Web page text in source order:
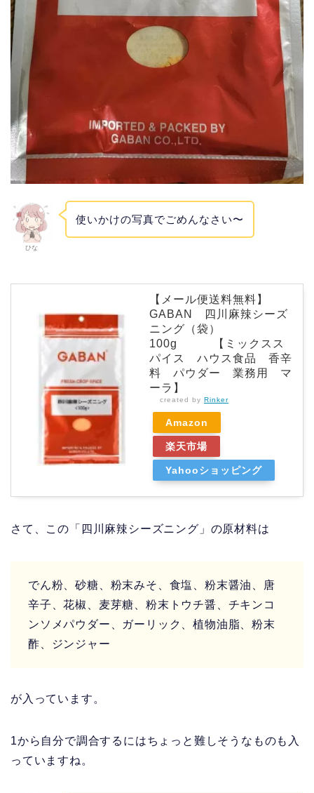
ひな
使いかけの写真でごめんなさい〜
【メール便送料無料】
GABAN 四川麻辣シーズ
ニング（袋）
100g 【ミックスス
パイス ハウス食品 香辛
料 パウダー 業務用 マ
ーラ】
created by Rinker
Amazon
楽天市場
Yahooショッピング
さて、この「四川麻辣シーズニング」の原材料は
でん粉、砂糖、粉末みそ、食塩、粉末醤油、唐
辛子、花椒、麦芽糖、粉末トウチ醤、チキンコ
ンソメパウダー、ガーリック、植物油脂、粉末
酢、ジンジャー
が入っています。
1から自分で調合するにはちょっと難しそうなものも入
っていますね。